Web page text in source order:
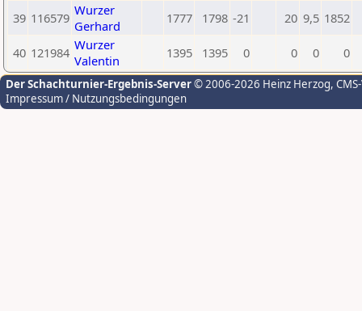
39 116579 Wurzer
Gerhard
1777 1798 -21 20 9,5 1852
40 121984 Wurzer
Valentin
1395 1395 0 0 0 0
Der Schachturnier-Ergebnis-Server© 2006-2026 Heinz Herzog,
Impressum / Nutzungsbedingungen